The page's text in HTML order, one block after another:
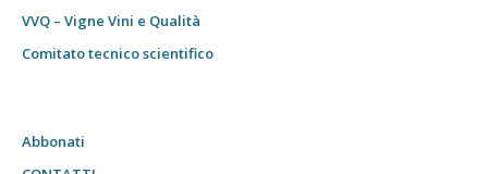
VVQ – Vigne Vini e Qualità
Comitato tecnico scientifico
Abbonati